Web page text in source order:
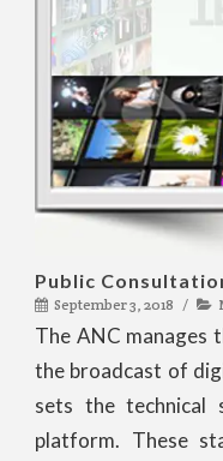
Public
September 3, 2018
The ANC manages
the broadcast of
sets the
platform. These